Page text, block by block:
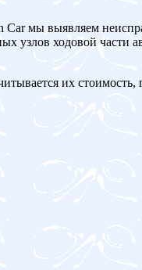
мы выявляем
ходовой части
их